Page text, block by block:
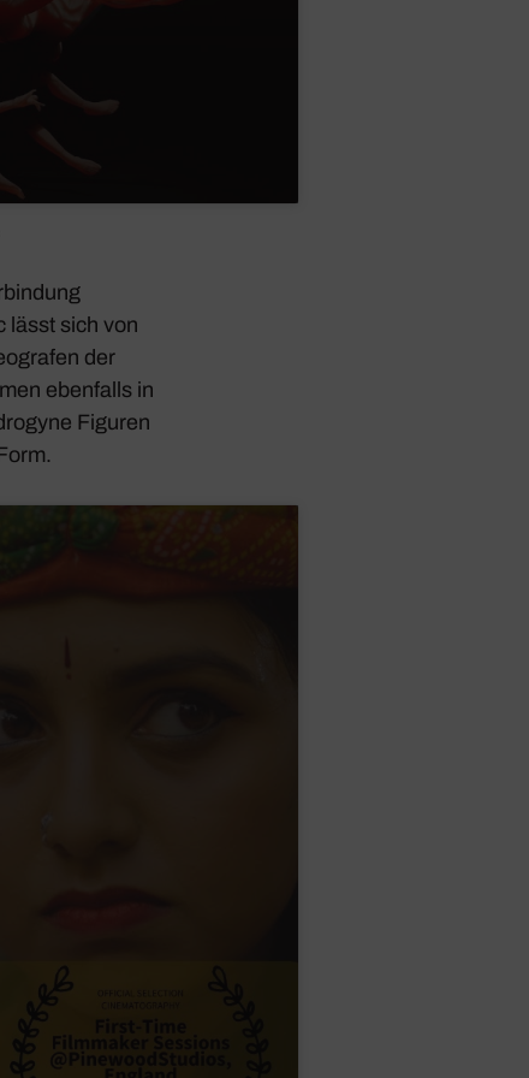
lässt sich von
der
eben­falls in
Figuren